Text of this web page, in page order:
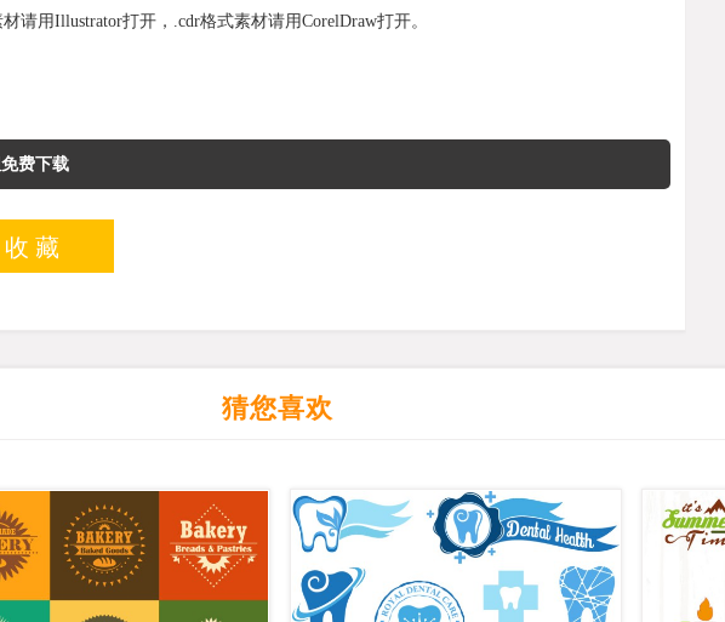
请用Illustrator打开，.cdr格式素材请用CorelDraw打开。
费下载
藏
猜您喜欢